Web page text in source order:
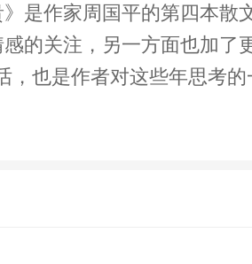
家周国平的第四本散文集。收集了
的关注，另一方面也加了
，也是作者对这些年思考的
，当代著名作家、学者。